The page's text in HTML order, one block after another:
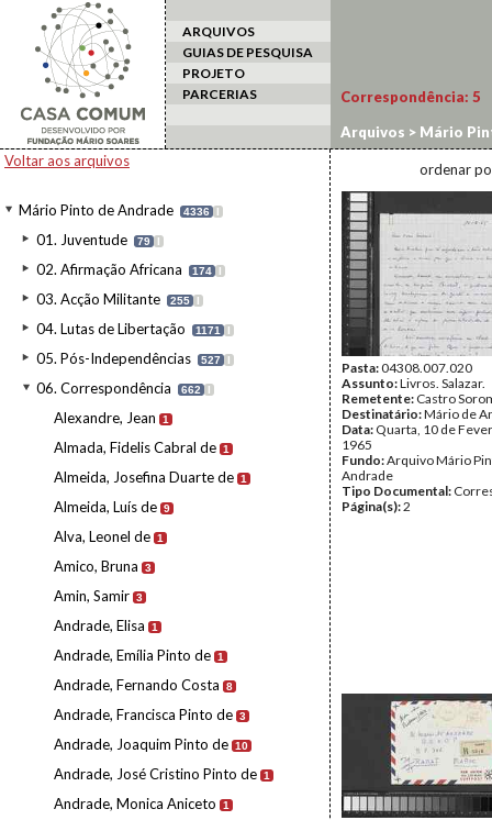
ARQUIVOS
GUIAS DE PESQUISA
PROJETO
PARCERIAS
Voltar aos arquivos
Mário Pinto de Andrade 4336 I
01. Juventude 79 I
02. Afirmação Africana 174 I
03. Acção Militante 255 I
04. Lutas de Libertação 1171 I
05. Pós-Independências 527 I
06. Correspondência 662 I
Alexandre, Jean 1
Almada, Fidelis Cabral de 1
Almeida, Josefina Duarte de 1
Almeida, Luís de 9
Alva, Leonel de 1
Amico, Bruna 3
Amin, Samir 3
Andrade, Elisa 1
Andrade, Emília Pinto de 1
Andrade, Fernando Costa 8
Andrade, Francisca Pinto de 3
Andrade, Joaquim Pinto de 10
Andrade, José Cristino Pinto de 1
Andrade, Monica Aniceto 1
Correspondência: 5
Arquivos > Mário
ordenar
Pasta:04308.007.020
Assunto:Livros. Salazar.
Remetente: Castro
Destinatário:Mário de
Data: Quarta, 10 de
1965
Fundo:Arquivo Mário
Andrade
Tipo Documental:
Página(s):2